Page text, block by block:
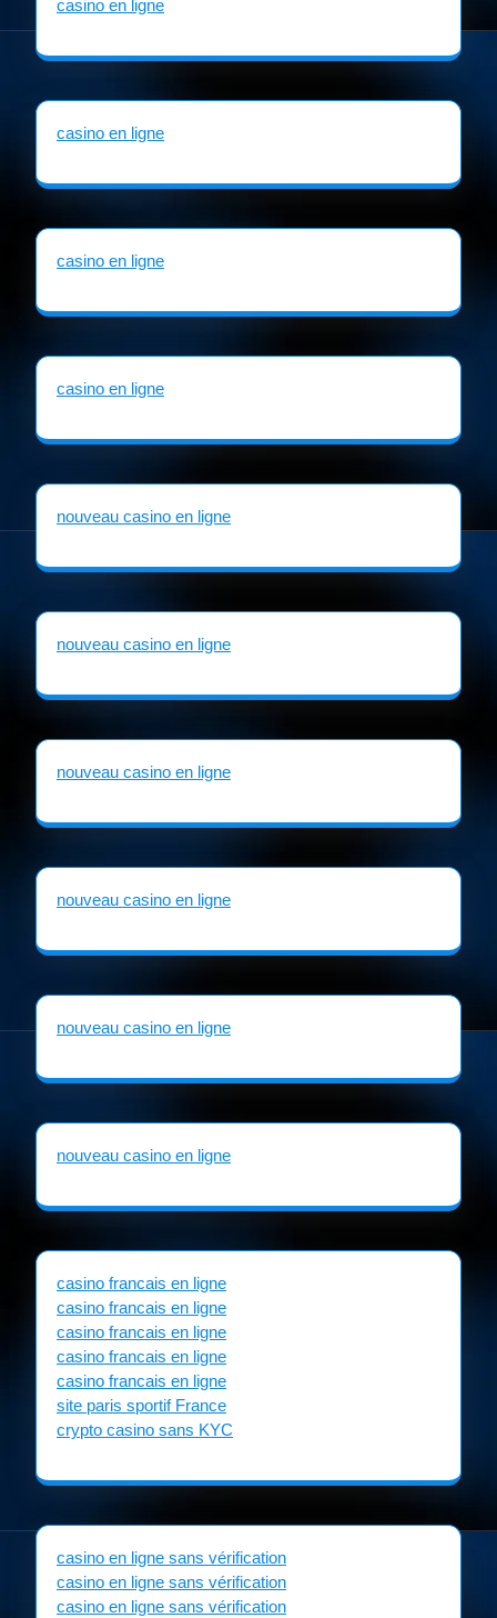
casino en ligne
casino en ligne
casino en ligne
casino en ligne
nouveau casino en ligne
nouveau casino en ligne
nouveau casino en ligne
nouveau casino en ligne
nouveau casino en ligne
nouveau casino en ligne
casino francais en ligne
casino francais en ligne
casino francais en ligne
casino francais en ligne
casino francais en ligne
site paris sportif France
crypto casino sans KYC
casino en ligne sans vérification
casino en ligne sans vérification
casino en ligne sans vérification